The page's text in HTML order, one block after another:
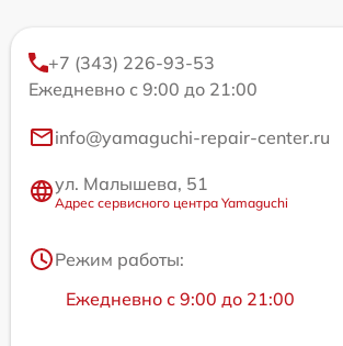
+7 (343) 226-93-53
Ежедневно с 9:00 до 21:00
info@yamaguchi-repair-center.ru
ул. Малышева, 51
Адрес сервисного центра Yamaguchi
Режим работы:
Ежедневно с 9:00 до 21:00